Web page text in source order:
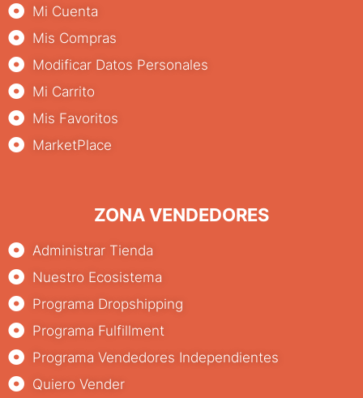
Mi Cuenta
Mis Compras
Modificar Datos Personales
Mi Carrito
Mis Favoritos
MarketPlace
ZONA VENDEDORES
Administrar Tienda
Nuestro Ecosistema
Programa Dropshipping
Programa Fulfillment
Programa Vendedores Independientes
Quiero Vender